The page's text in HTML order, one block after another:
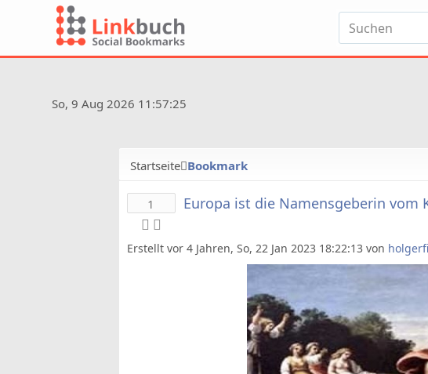
So, 9 Aug 2026 11:57:25
Startseite Bookmark
1 Europa ist die Namensgeberin vom
Erstellt vor 4 Jahren, So, 22 Jan 2023 18:22:13 von